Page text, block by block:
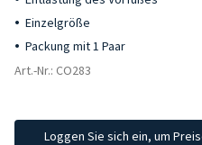
Einzelgröße
Packung mit 1 Paar
Art.-Nr.: CO283
Loggen Sie sich ein, um